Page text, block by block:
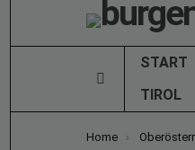
START
TIROL
You are here:
Home